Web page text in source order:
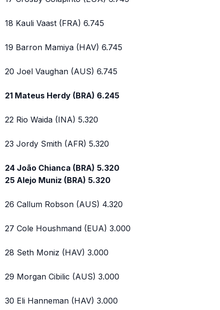
18 Kauli Vaast (FRA) 6.745
19 Barron Mamiya (HAV) 6.745
20 Joel Vaughan (AUS) 6.745
21 Mateus Herdy (BRA) 6.245
22 Rio Waida (INA) 5.320
23 Jordy Smith (AFR) 5.320
24 João Chianca (BRA) 5.320
25 Alejo Muniz (BRA) 5.320
26 Callum Robson (AUS) 4.320
27 Cole Houshmand (EUA) 3.000
28 Seth Moniz (HAV) 3.000
29 Morgan Cibilic (AUS) 3.000
30 Eli Hanneman (HAV) 3.000